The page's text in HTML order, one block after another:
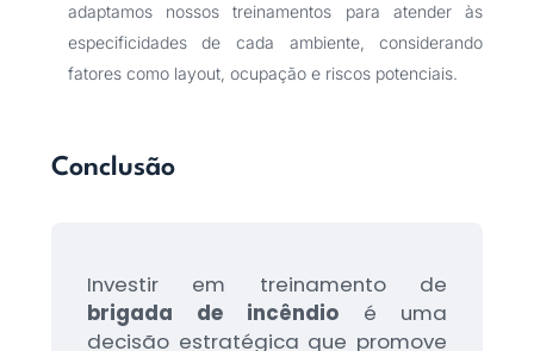
adaptamos nossos treinamentos para atender às
especificidades de cada ambiente, considerando
fatores como layout, ocupação e riscos potenciais.
Conclusão
Investir em treinamento de
brigada de incêndio é uma
decisão estratégica que promove